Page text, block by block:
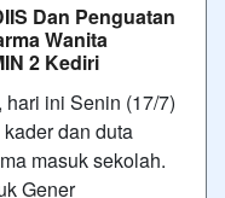
Dan Penguatan
Wanita
2 Kediri
ini Senin (17/7)
dan duta
masuk sekolah.
Gener